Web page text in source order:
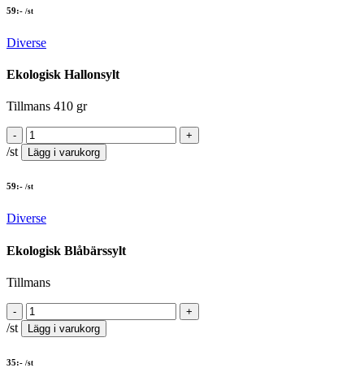
59:- /st
Diverse
Ekologisk Hallonsylt
Tillmans 410 gr
/st Lägg i varukorg
59:- /st
Diverse
Ekologisk Blåbärssylt
Tillmans
/st Lägg i varukorg
35:- /st